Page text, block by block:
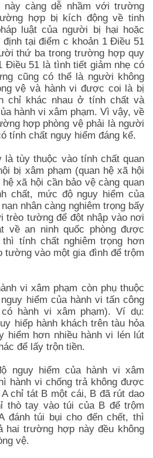
này càng dễ nhầm với trường
hợp bị kích động về tinh
luật của người bị hại hoặc
tại điểm c khoản 1 Điều 51
thứ ba trong trường hợp quy
Điều 51 là tình tiết giảm nhẹ có
cũng có thể là người không
vệ và hành vi được coi là bị
chỉ khác nhau ở tính chất và
hành vi xâm phạm. Vì vậy, về
hợp phòng vệ phải là người
tính chất nguy hiểm đáng kể.
tùy thuộc vào tính chất quan
bị xâm phạm (quan hệ xã hội
xã hội cần bảo vệ càng quan
chất, mức độ nguy hiểm của
nhân càng nghiêm trọng bấy
trèo tường để đột nhập vào nơi
về an ninh quốc phòng được
thì tính chất nghiêm trọng hơn
tường vào một gia đình để trộm
vi xâm phạm còn phụ thuộc
hiểm của hành vi tấn công
hành vi xâm phạm). Ví dụ:
hiếp hành khách trên tàu hỏa
hiểm hơn nhiều hành vi lén lút
để lấy trộn tiền.
nguy hiểm của hành vi xâm
hành vi chống trả không được
chỉ tát B một cái, B đã rút dao
thò tay vào túi của B để trộm
đánh túi bụi cho đến chết, thì
hai trường hợp này đều không
vệ.